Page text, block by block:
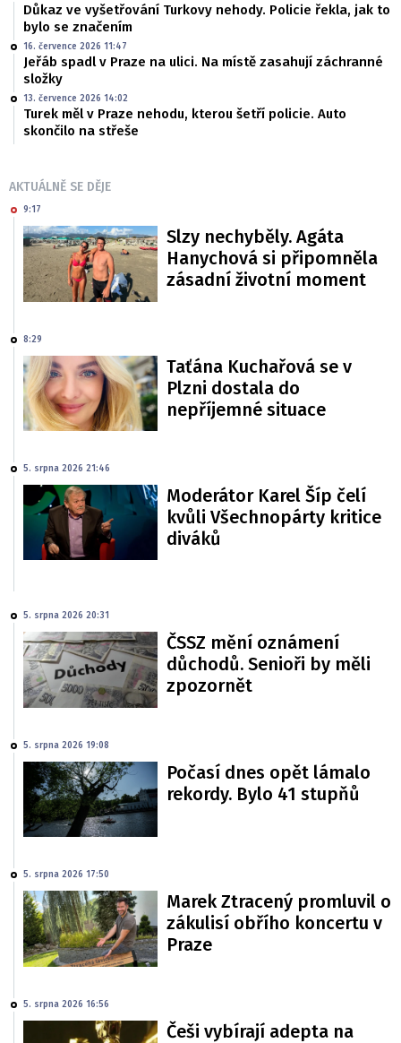
Důkaz ve vyšetřování Turkovy nehody. Policie řekla, jak to
bylo se značením
16. července 2026 11:47
Jeřáb spadl v Praze na ulici. Na místě zasahují záchranné
složky
13. července 2026 14:02
Turek měl v Praze nehodu, kterou šetří policie. Auto
skončilo na střeše
AKTUÁLNĚ SE DĚJE
9:17
Slzy nechyběly. Agáta
Hanychová si připomněla
zásadní životní moment
8:29
Taťána Kuchařová se v
Plzni dostala do
nepříjemné situace
5. srpna 2026 21:46
Moderátor Karel Šíp čelí
kvůli Všechnopárty kritice
diváků
5. srpna 2026 20:31
ČSSZ mění oznámení
důchodů. Senioři by měli
zpozornět
5. srpna 2026 19:08
Počasí dnes opět lámalo
rekordy. Bylo 41 stupňů
5. srpna 2026 17:50
Marek Ztracený promluvil o
zákulisí obřího koncertu v
Praze
5. srpna 2026 16:56
Češi vybírají adepta na